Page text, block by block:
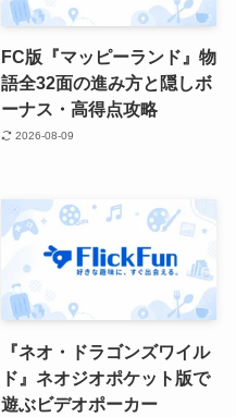
FC版『マッピーランド』物
語全32面の進み方と隠しボ
ーナス・高得点攻略
2026-08-09
『ネオ・ドラゴンズワイル
ド』ネオジオポケット版で
遊ぶビデオポーカー